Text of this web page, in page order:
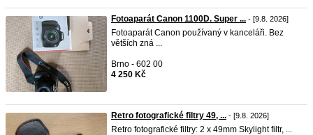
Fotoaparát Canon 1100D. Super ... - [9.8. 2026]
Fotoaparát Canon používaný v kanceláři. Bez
větších zná ...
Brno - 602 00
4 250 Kč
Retro fotografické filtry 49, ... - [9.8. 2026]
Retro fotografické filtry: 2 x 49mm Skylight filtr, ...